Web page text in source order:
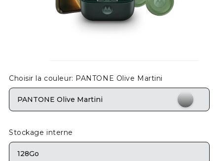
Choisir la couleur: PANTONE Olive Martini
PANTONE Olive Martini
Stockage interne
128Go